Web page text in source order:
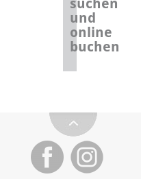
und
online
buchen